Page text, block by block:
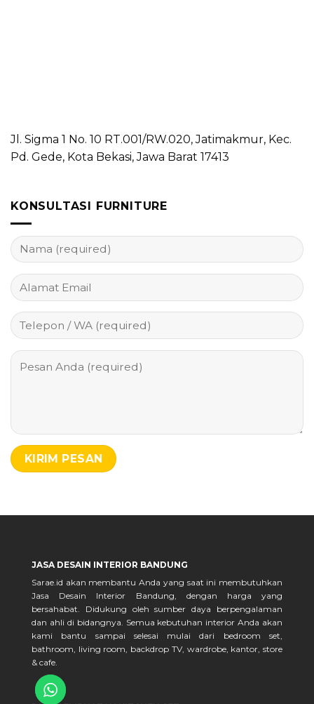
Jl. Sigma 1 No. 10 RT.001/RW.020, Jatimakmur, Kec.
Pd. Gede, Kota Bekasi, Jawa Barat 17413
KONSULTASI FURNITURE
JASA DESAIN INTERIOR BANDUNG
Sarae.id akan membantu Anda yang saat ini membutuhkan
Jasa Desain Interior Bandung, dengan harga yang
bersahabat. Didukung oleh sumber daya berpengalaman
dan ahli di bidangnya. Semua kebutuhan interior Anda akan
kami bantu sampai selesai mulai dari bedroom set,
bathroom, living room, backdrop TV, wardrobe, kantor, store
& cafe.